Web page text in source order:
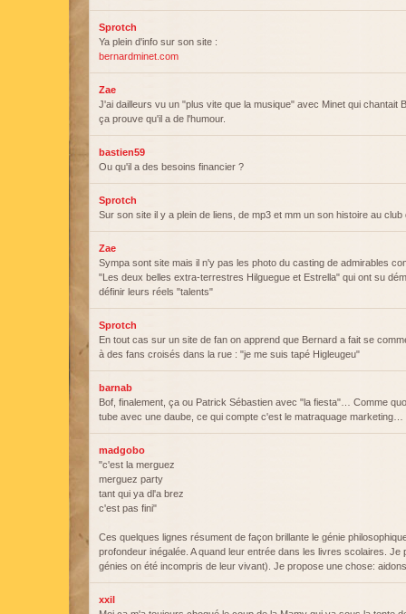
Sprotch
Ya plein d'info sur son site :
bernardminet.com
Zae
J'ai dailleurs vu un "plus vite que la musique" avec Minet qui chantait
ça prouve qu'il a de l'humour.
bastien59
Ou qu'il a des besoins financier ?
Sprotch
Sur son site il y a plein de liens, de mp3 et mm un son histoire au club
Zae
Sympa sont site mais il n'y pas les photo du casting de admirables
"Les deux belles extra-terrestres Hilguegue et Estrella" qui ont su
définir leurs réels "talents"
Sprotch
En tout cas sur un site de fan on apprend que Bernard a fait se
à des fans croisés dans la rue : "je me suis tapé Higleugeu"
barnab
Bof, finalement, ça ou Patrick Sébastien avec "la fiesta"… Comme
tube avec une daube, ce qui compte c'est le matraquage marketing…
madgobo
"c'est la merguez
merguez party
tant qui ya dl'a brez
c'est pas fini"
Ces quelques lignes résument de façon brillante le génie
profondeur inégalée. A quand leur entrée dans les livres scolaires.
génies on été incompris de leur vivant). Je propose une chose:
xxil